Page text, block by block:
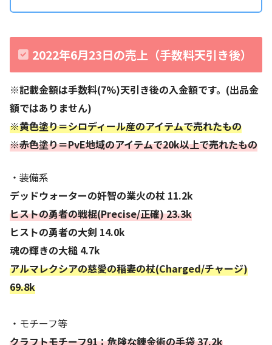
2022年6月23日の売上（手数料天引き後）
※記載金額は手数料(7%)天引き後の入金額です。(出品金
額ではありません)
※黄色塗り＝シロディール産のアイテムで売れたもの
※赤色塗り＝PvE地域のアイテムで20k以上で売れたもの
・装備系
デッドウォーターの奸智の業火の杖 11.2k
ヒストの勇者の戦棍(Precise/正確) 23.3k
ヒストの勇者の大剣 14.0k
魂の輝きの大槌 4.7k
アルマレクシアの慈愛の稲妻の杖(Charged/チャージ)
69.8k
・モチーフ等
クラフトモチーフ91：危険な錬金術の手袋 37.2k